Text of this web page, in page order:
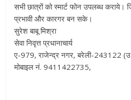
सभी छात्रों को स्मार्ट फोन उपलब्ध
प्रभावी और कारगर बन सके।
सुरेश बाबू मिश्रा
सेवा निवृत्त प्रधानाचार्य
ए-979, राजेन्द्र नगर, बरेली-243122
मोबाइल नं. 9411422735,